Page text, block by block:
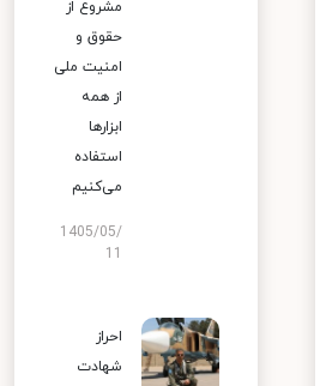
مشروع از
حقوق و
امنیت ملی
از همه
ابزارها
استفاده
می‌کنیم
1405/05/
احراز
شهادت